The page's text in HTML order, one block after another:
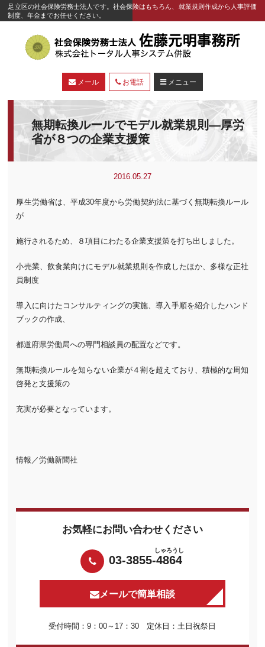
足立区の社会保険労務士法人です。社会保険はもちろん、就業規則作成から人事評価
制度、年金までお任せください。
メール お電話 メニュー
無期転換ルールでモデル就業規則―厚労
省が８つの企業支援策
2016.05.27
厚生労働省は、平成30年度から労働契約法に基づく無期転換ルール
が
施行されるため、８項目にわたる企業支援策を打ち出しました。
小売業、飲食業向けにモデル就業規則を作成したほか、多様な正社
員制度
導入に向けたコンサルティングの実施、導入手順を紹介したハンド
ブックの作成、
都道府県労働局への専門相談員の配置などです。
無期転換ルールを知らない企業が４割を超えており、積極的な周知
啓発と支援策の
充実が必要となっています。
情報／労働新聞社
お気軽にお問い合わせください
03-3855-4864
しゃろうし
メールで簡単相談
受付時間：9：00～17：30 定休日：土日祝祭日